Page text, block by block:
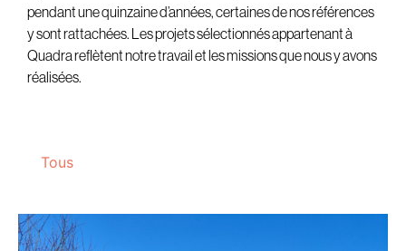
pendant une quinzaine d’années, certaines de nos références
y sont rattachées. Les projets sélectionnés appartenant à
Quadra reflètent notre travail et les missions que nous y avons
réalisées.
Tous